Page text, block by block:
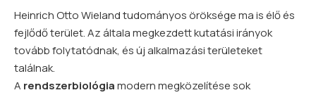
Heinrich Otto Wieland tudományos öröksége ma is élő és
fejlődő terület. Az általa megkezdett kutatási irányok
tovább folytatódnak, és új alkalmazási területeket
találnak.
A rendszerbiológiamodern megközelítése sok